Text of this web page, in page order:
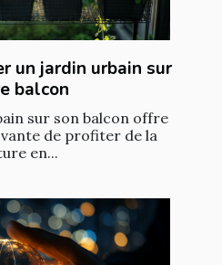
un jardin urbain sur
balcon
sur son balcon offre
de profiter de la
en...